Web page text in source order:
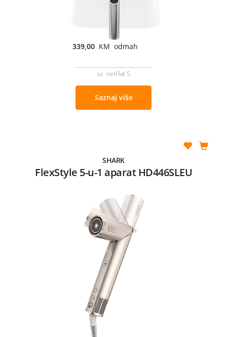
339,00 KM odmah
uz netFlat 5
Saznaj više
SHARK
FlexStyle 5-u-1 aparat HD446SLEU